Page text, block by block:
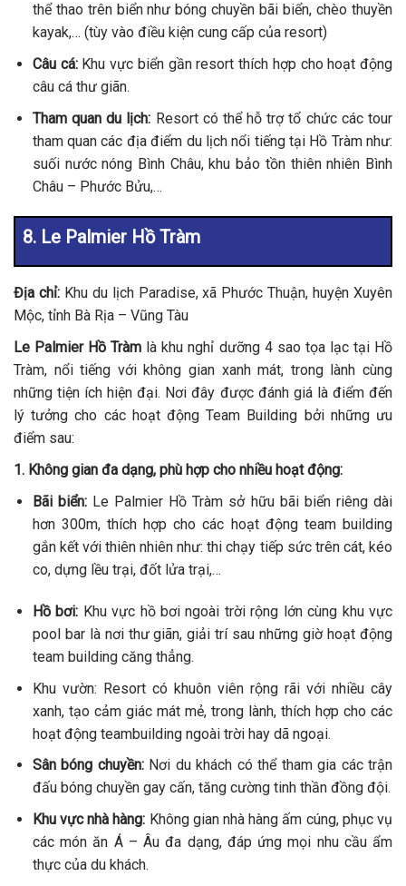
thể thao trên biển như bóng chuyền bãi biển, chèo thuyền
kayak,… (tùy vào điều kiện cung cấp của resort)
Câu cá:Khu vực biển gần resort thích hợp cho hoạt động
câu cá thư giãn.
Tham quan du lịch: Resort có thể hỗ trợ tổ chức các tour
tham quan các địa điểm du lịch nổi tiếng tại Hồ Tràm như:
suối nước nóng Bình Châu, khu bảo tồn thiên nhiên Bình
Châu – Phước Bửu,…
8. Le Palmier Hồ Tràm
Địa chỉ:Khu du lịch Paradise, xã Phước Thuận, huyện Xuyên
Mộc, tỉnh Bà Rịa – Vũng Tàu
Le Palmier Hồ Tràm là khu nghỉ dưỡng 4 sao tọa lạc tại Hồ
Tràm, nổi tiếng với không gian xanh mát, trong lành cùng
những tiện ích hiện đại. Nơi đây được đánh giá là điểm đến
lý tưởng cho các hoạt động Team Building bởi những ưu
điểm sau:
1. Không gian đa dạng, phù hợp cho nhiều hoạt động:
Bãi biển:Le Palmier Hồ Tràm sở hữu bãi biển riêng dài
hơn 300m, thích hợp cho các hoạt động team building
gắn kết với thiên nhiên như: thi chạy tiếp sức trên cát, kéo
co, dựng lều trại, đốt lửa trại,…
Hồ bơi: Khu vực hồ bơi ngoài trời rộng lớn cùng khu vực
pool bar là nơi thư giãn, giải trí sau những giờ hoạt động
team building căng thẳng.
Khu vườn: Resort có khuôn viên rộng rãi với nhiều cây
xanh, tạo cảm giác mát mẻ, trong lành, thích hợp cho các
hoạt động teambuilding ngoài trời hay dã ngoại.
Sân bóng chuyền:Nơi du khách có thể tham gia các trận
đấu bóng chuyền gay cấn, tăng cường tinh thần đồng đội.
Khu vực nhà hàng: Không gian nhà hàng ấm cúng, phục vụ
các món ăn Á – Âu đa dạng, đáp ứng mọi nhu cầu ẩm
thực của du khách.